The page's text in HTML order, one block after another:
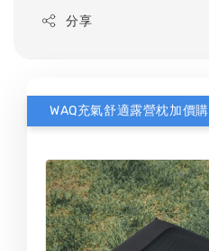
分享
WAQ充氣舒適露營枕加價購